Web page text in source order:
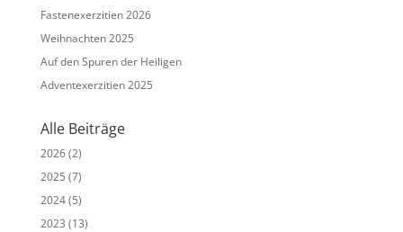
Fastenexerzitien 2026
Weihnachten 2025
Auf den Spuren der Heiligen
Adventexerzitien 2025
Alle Beiträge
2026(2)
2025 (7)
2024(5)
2023 (13)